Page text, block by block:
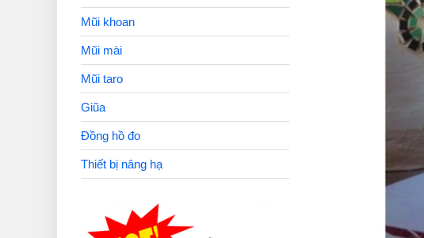
Mũi khoan
Mũi mài
Mũi taro
Giũa
Đồng hồ đo
Thiết bị nâng hạ